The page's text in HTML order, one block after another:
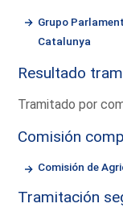
Grupo
Catalunya
Resultado
Tramitado por
Comisión
Comisión de
Tramitación